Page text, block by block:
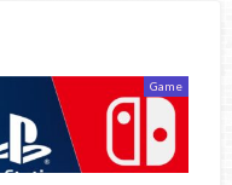
Game